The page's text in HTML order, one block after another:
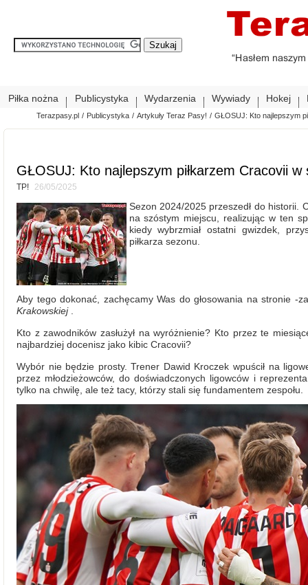
Piłka nożna Publicystyka Wydarzenia Wywiady Hokej
Terazpasy.pl / Publicystyka / Artykuły Teraz Pasy! / GŁOSUJ: Kto najlepszym
GŁOSUJ: Kto najlepszym piłkarzem Cracovii
TP! 26/05/2025
Sezon 2024/2025 przeszedł do historii.
na szóstym miejscu, realizując w ten
kiedy wybrzmiał ostatni gwizdek,
piłkarza sezonu.
Aby tego dokonać, zachęcamy Was do głosowania na stronie -
Krakowskiej.
Kto z zawodników zasłużył na wyróżnienie? Kto przez te
najbardziej docenisz jako kibic Cracovii?
Wybór nie będzie prosty. Trener Dawid Kroczek wpuścił na
przez młodzieżowców, do doświadczonych ligowców i
tylko na chwilę, ale też tacy, którzy stali się fundamentem zespołu.